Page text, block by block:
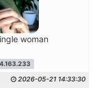
woman
2026-05-21 14:33:30